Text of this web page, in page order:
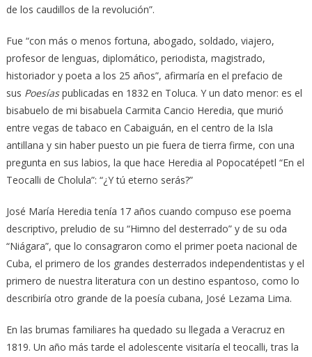
de los caudillos de la revolución”.
Fue “con más o menos fortuna, abogado, soldado, viajero,
profesor de lenguas, diplomático, periodista, magistrado,
historiador y poeta a los 25 años”, afirmaría en el prefacio de
sus Poesíaspublicadas en 1832 en Toluca. Y un dato menor: es el
bisabuelo de mi bisabuela Carmita Cancio Heredia, que murió
entre vegas de tabaco en Cabaiguán, en el centro de la Isla
antillana y sin haber puesto un pie fuera de tierra firme, con una
pregunta en sus labios, la que hace Heredia al Popocatépetl “En el
Teocalli de Cholula”: “¿Y tú eterno serás?”
José María Heredia tenía 17 años cuando compuso ese poema
descriptivo, preludio de su “Himno del desterrado” y de su oda
“Niágara”, que lo consagraron como el primer poeta nacional de
Cuba, el primero de los grandes desterrados independentistas y el
primero de nuestra literatura con un destino espantoso, como lo
describiría otro grande de la poesía cubana, José Lezama Lima.
En las brumas familiares ha quedado su llegada a Veracruz en
1819. Un año más tarde el adolescente visitaría el teocalli, tras la